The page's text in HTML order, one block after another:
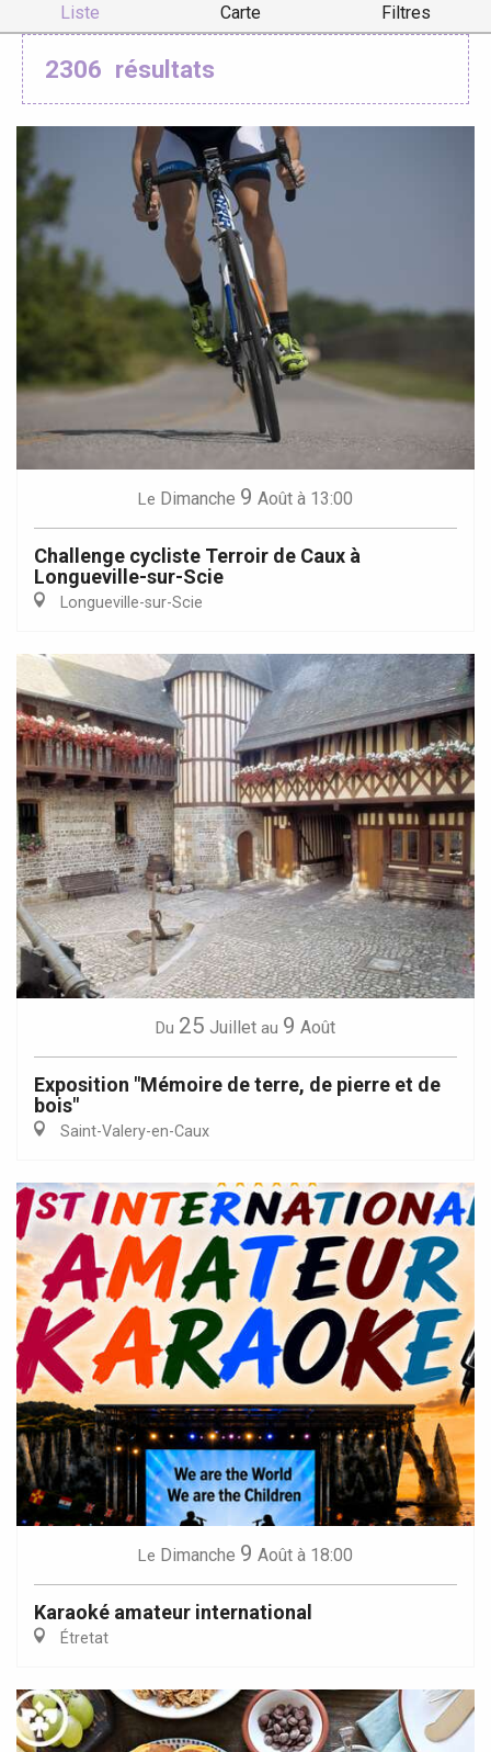
Liste Carte Filtres
2306 résultats
Le Dimanche 9 Août à 13:00
Challenge cycliste Terroir de Caux à
Longueville-sur-Scie
Longueville-sur-Scie
Du 25 Juillet au 9 Août
Exposition "Mémoire de terre, de pierre et de
bois"
Saint-Valery-en-Caux
Le Dimanche 9 Août à 18:00
Karaoké amateur international
Étretat